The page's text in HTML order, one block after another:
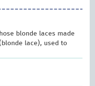
blonde laces made
lace), used to